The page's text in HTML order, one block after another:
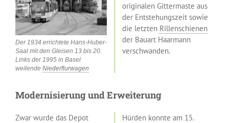
Der 1934 errichtete Hans-Huber-
Saal mit den Gleisen 13 bis 20.
Links der 1995 in Basel
weilende Niederflurwagen
originalen Gittermaste aus
der Entstehungszeit sowie
die letzten Rillenschienen
der Bauart Haarmann
verschwanden.
Modernisierung und Erweiterung
Zwar wurde das Depot
Hürden konnte am 15.